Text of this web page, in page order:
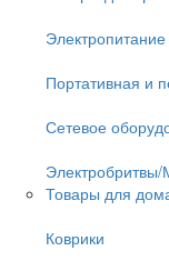
Портативная и
Сетевое
Товары для
Коврики